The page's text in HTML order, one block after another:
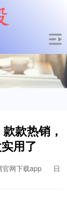
款热销，
用了
官网下载app
日